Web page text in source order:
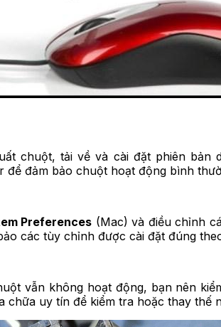
chuột, tải về và cài đặt phiên bản
để đảm bảo chuột hoạt động bình
Preferences (Mac) và điều chỉnh
các tùy chỉnh được cài đặt đúng
vẫn không hoạt động, bạn nên
uy tín để kiểm tra hoặc thay thế